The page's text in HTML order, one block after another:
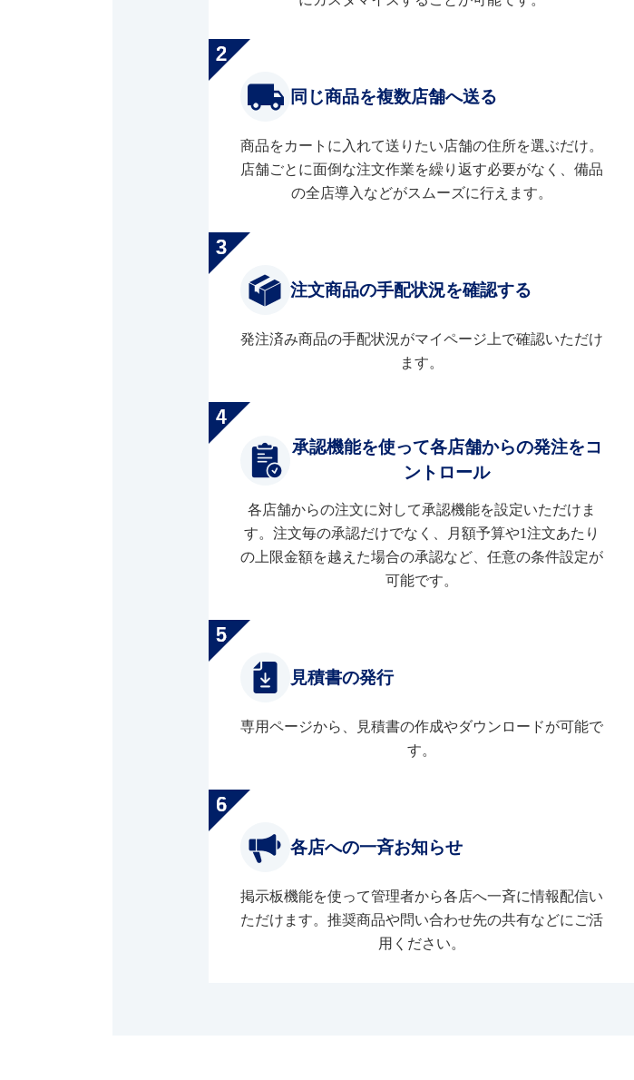
同じ商品を複数店舗へ送る
商品をカートに入れて送りたい店舗の住所を選ぶだけ。
店舗ごとに面倒な注文作業を繰り返す必要がなく、備品
の全店導入などがスムーズに行えます。
注文商品の手配状況を確認する
発注済み商品の手配状況がマイページ上で確認いただけ
ます。
承認機能を使って各店舗からの発注をコ
ントロール
各店舗からの注文に対して承認機能を設定いただけま
す。注文毎の承認だけでなく、月額予算や1注文あたり
の上限金額を越えた場合の承認など、任意の条件設定が
可能です。
見積書の発行
専用ページから、見積書の作成やダウンロードが可能で
す。
各店への一斉お知らせ
掲示板機能を使って管理者から各店へ一斉に情報配信い
ただけます。推奨商品や問い合わせ先の共有などにご活
用ください。